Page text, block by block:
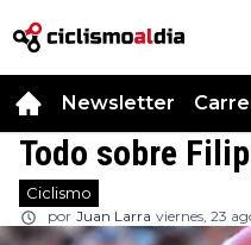
Newsletter
Todo sobre
Ciclismo
por Juan Larra viernes, 23